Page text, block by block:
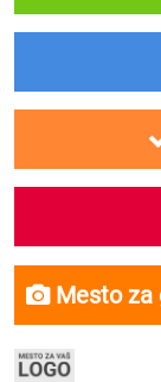
Mesto za